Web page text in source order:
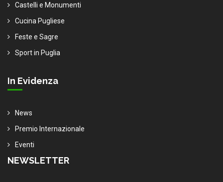
Castelli e Monumenti
Cucina Pugliese
Feste e Sagre
Sport in Puglia
In Evidenza
News
Premio Internazionale
Eventi
NEWSLETTER